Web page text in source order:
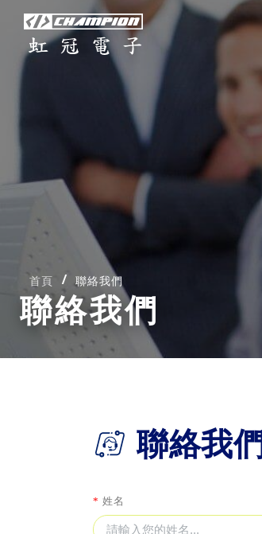
首頁 聯絡我們
聯絡我們
聯絡我們
* 姓名